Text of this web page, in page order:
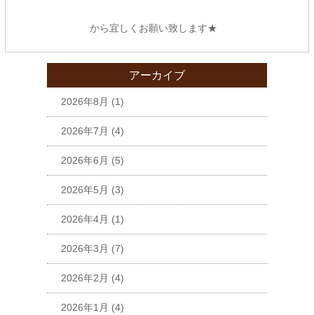
から宜しくお願い致します★
アーカイブ
2026年8月 (1)
2026年7月 (4)
2026年6月 (5)
2026年5月 (3)
2026年4月 (1)
2026年3月 (7)
2026年2月 (4)
2026年1月 (4)